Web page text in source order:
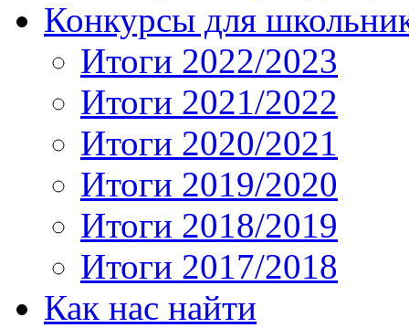
Конкурсы для
Итоги 2022/2023
Итоги 2021/2022
Итоги 2020/2021
Итоги 2019/2020
Итоги 2018/2019
Итоги 2017/2018
Как нас найти